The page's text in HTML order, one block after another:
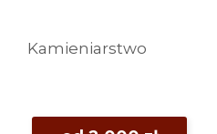
Kamieniarstwo